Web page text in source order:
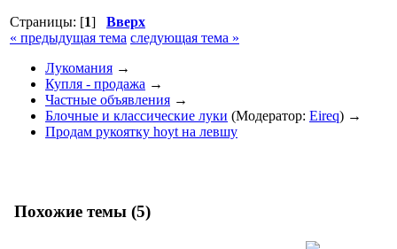
Страницы: [1] Вверх
« предыдущая тема следующая тема »
Лукомания →
Купля - продажа →
Частные объявления →
Блочные и классические луки (Модератор: Eireq) →
Продам рукоятку hoyt на левшу
Похожие темы (5)